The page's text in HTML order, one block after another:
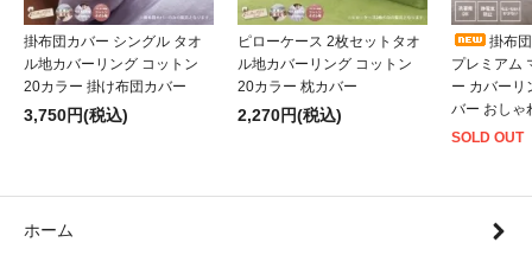
掛布団カバー シングル タオ
ル地カバーリング コットン
20カラー 掛け布団カバー
3,750円(税込)
ピローケース 2枚セットタオ
ル地カバーリング コットン
20カラー 枕カバー
2,270円(税込)
掛布
プレミアム
ー カバーリ
バー おしゃ
SOLD OUT
ホーム